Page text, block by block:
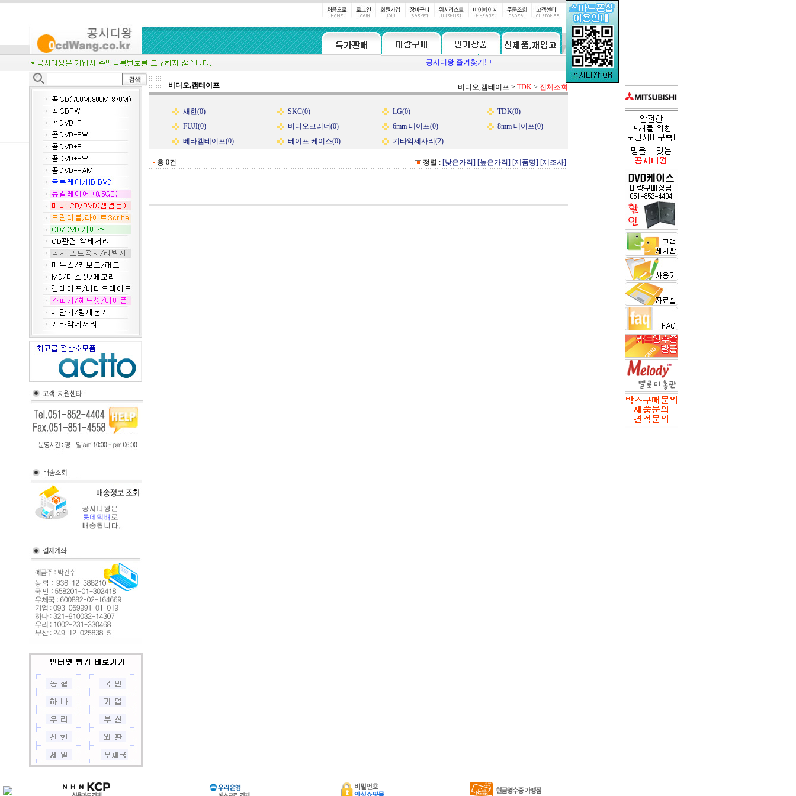
+ 공시디왕 즐겨찾기! +
비디오,캠테이프 비디오,캠테이프 > TDK > 전체조회
새한(0) SKC(0) LG(0)
TDK(0)
FUJI(0)
비디오크리너(0) 6mm 테이프(0)
8mm 테이프(0)
베타캠테이프(0)
테이프 케이스(0) 기타악세사리(2)
총 0건 정렬 : [낮은가격] [높은가격] [제품명] [제조사]